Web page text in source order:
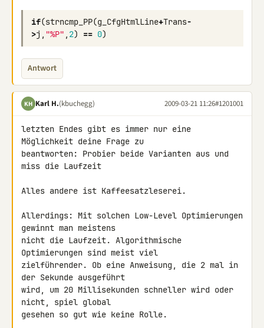
if(strncmp_PP(g_CfgHtmlLine+Trans-
>j , "%P" , 2) == 0)
Antwort
KH Karl H.(kbuchegg) 2009-03-21 11:26#1201001
letzten Endes gibt es immer nur eine
Möglichkeit deine Frage zu
beantworten: Probier beide Varianten aus und
miss die Laufzeit
Alles andere ist Kaffeesatzleserei.
Allerdings: Mit solchen Low-Level Optimierungen
gewinnt man meistens
nicht die Laufzeit. Algorithmische
Optimierungen sind meist viel
zielführender. Ob eine Anweisung, die 2 mal in
der Sekunde ausgeführt
wird, um 20 Millisekunden schneller wird oder
nicht, spiel global
gesehen so gut wie keine Rolle.